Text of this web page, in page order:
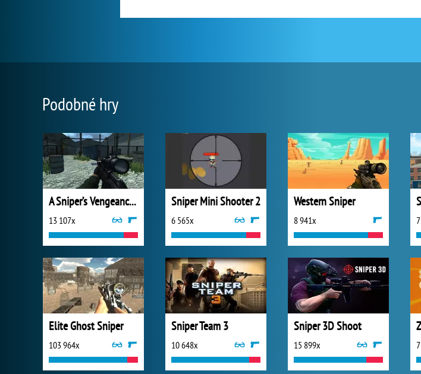
Podobné hry
A Sniper’s Vengeance : The Story of Linh
13 107x
Sniper Mini Shooter 2
6 565x
Western Sniper
8 941x
Elite Ghost Sniper
103 964x
Sniper Team 3
10 648x
Sniper 3D Shoot
15 899x